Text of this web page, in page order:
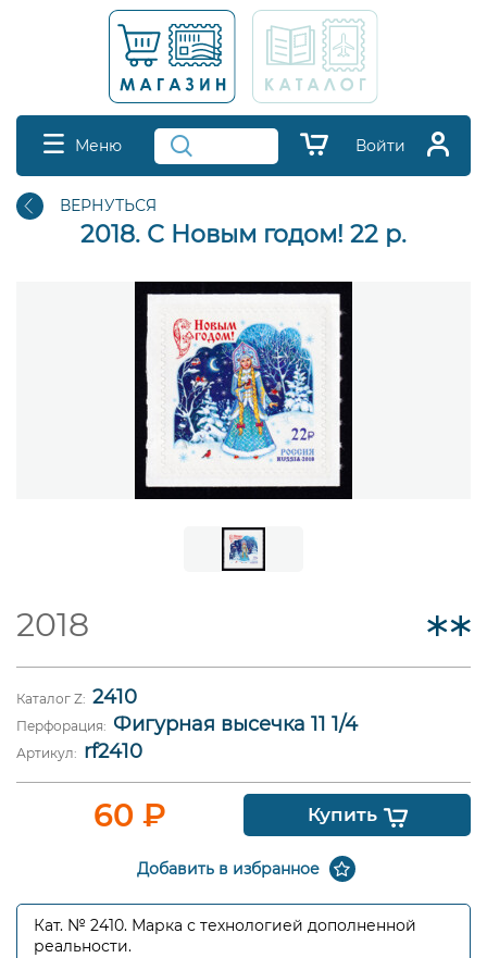
Меню Войти
ВЕРНУТЬСЯ
2018. С Новым годом! 22 р.
2018
Каталог Z: 2410
Перфорация: Фигурная высечка 11 1/4
Артикул: rf2410
60 ₽ Купить
Добавить в избранное
Кат. № 2410. Марка с технологией дополненной
реальности.